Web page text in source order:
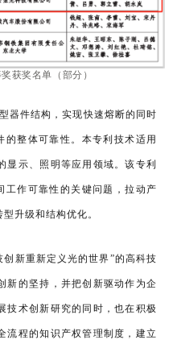
获奖名单（部分）
器件结构，实现快速熔断的同时
整体可靠性。本专利技术适用
显示、照明等应用领域。该专利
工作可靠性的关键问题，拉动产
升级和结构优化。
新重新定义光的世界”的高科技
新的坚持，并把创新驱动作为企
技术创新研究的同时，也在积极
流程的知识产权管理制度，建立